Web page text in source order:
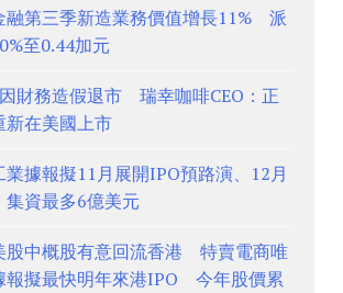
融第三季新造業務價值增長11% 派
至0.44加元
財務造假退市 瑞幸咖啡CEO：正
新在美國上市
業據報擬11月展開IPO預路演、12月
資最多6億美元
股中概股有意回流香港 特賣電商唯
報擬最快明年來港IPO 今年股價累